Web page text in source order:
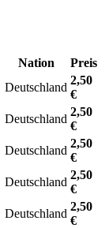
Nation
Preis
Deutschland
2,50
€
Deutschland
2,50
€
Deutschland
2,50
€
Deutschland
2,50
€
Deutschland
2,50
€